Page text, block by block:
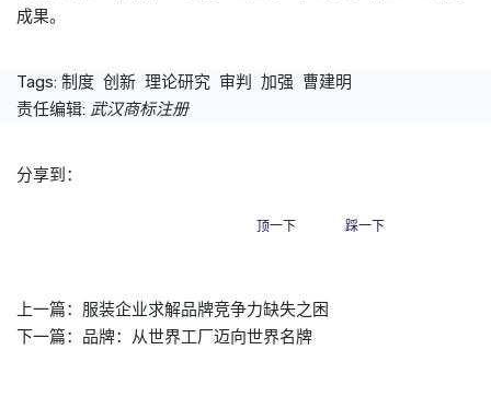
成果。
Tags: 制度 创新 理论研究 审判 加强 曹建明
责任编辑: 武汉商标注册
分享到：
顶一下 踩一下
上一篇： 服装企业求解品牌竞争力缺失之困
下一篇： 品牌：从世界工厂迈向世界名牌